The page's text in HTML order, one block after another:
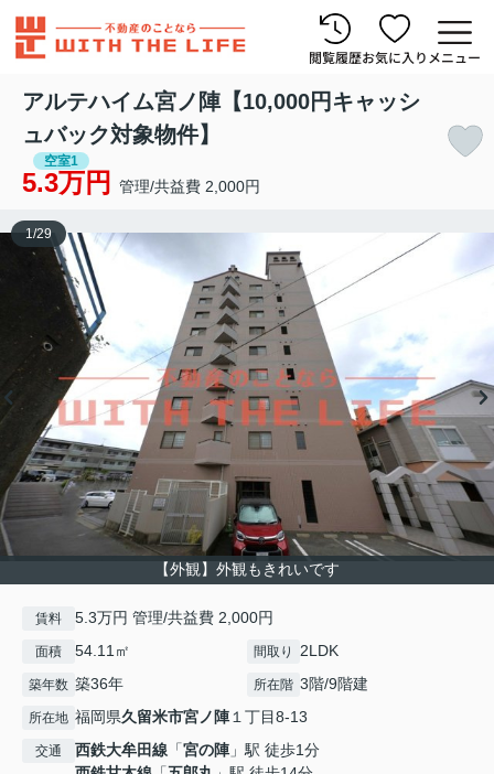
閲覧履歴お気に入り メニュー
アルテハイム宮ノ陣【10,000円キャッシ
ュバック対象物件】
空室1
5.3万円 管理/共益費 2,000円
【外観】外観もきれいです
1/29
賃料 5.3万円 管理/共益費 2,000円
面積 54.11㎡ 間取り 2LDK
築年数 築36年 所在階 3階/9階建
所在地 福岡県久留米市宮ノ陣１丁目8-13
交通 西鉄大牟田線 「宮の陣」駅 徒歩1分